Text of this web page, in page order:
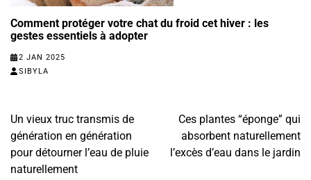
Comment protéger votre chat du froid cet hiver : les
gestes essentiels à adopter
2 JAN 2025
SIBYLA
Navigation
de
l’article
Un vieux truc transmis de
génération en génération
pour détourner l’eau de pluie
naturellement
Ces plantes “éponge” qui
absorbent naturellement
l’excès d’eau dans le jardin